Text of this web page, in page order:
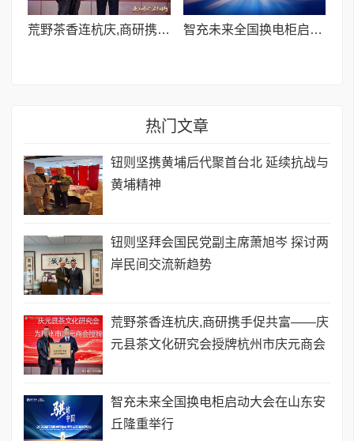
荒野茶香连杭庆,商研携手促共富——庆元县茶文化研究会授牌杭州市庆元商会 智充未来全国换电柜启动大会在山东安丘隆重举行
热门文章
钮则坚携黄埔后代聚首台北 延续抗战与
黄埔精神
钮则坚拜会国民党副主席萧旭岑 探讨两
岸民间交流新趋势
荒野茶香连杭庆,商研携手促共富——庆
元县茶文化研究会授牌杭州市庆元商会
智充未来全国换电柜启动大会在山东安
丘隆重举行